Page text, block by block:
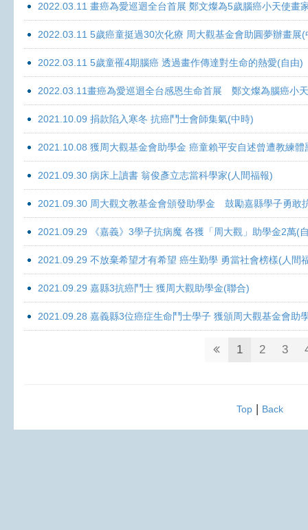
2022.03.11 畫癌為愛巡迴全台首展 鄭文燦為5歲腦癌小天使畫
2022.03.11 5歲癌童挺過30次化療 周大觀基金會助圓夢辦畫展
2022.03.11 5歲童罹4期腦癌 透過畫作傳達對生命的熱愛(自由)
2022.03.11畫癌為愛巡迴全台感恩生命首展 鄭文燦為腦癌小
2021.10.09 捐款陷入寒冬 抗癌鬥士會師集氣(中時)
2021.10.08 獲周大觀基金會助學金 癌童賴平安自述曾遭教練體
2021.09.30 病床上讀書 翁俊彥立志當科學家(人間福報)
2021.09.30 周大觀文教基金會頒發助學金 鼓勵嘉縣學子勇敢
2021.09.29 《嘉義》3學子抗病魔 各獲「周大觀」助學金2萬(
2021.09.29 不放棄希望才有希望 癌生勤學 勇當社會榜樣(人間
2021.09.29 嘉縣3抗癌鬥士 獲周大觀助學金(聯合)
2021.09.28 嘉義縣3位癌症生命鬥士學子 獲頒周大觀基金會助
1 2 3
Top| Back